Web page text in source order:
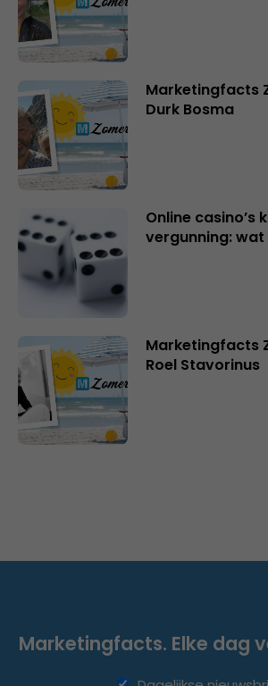
Marketingfacts
Durk Bosma
Online casino’s
vergunning:
Marketingfacts
Roel Stavorinus
Marketingfacts. Elke dag